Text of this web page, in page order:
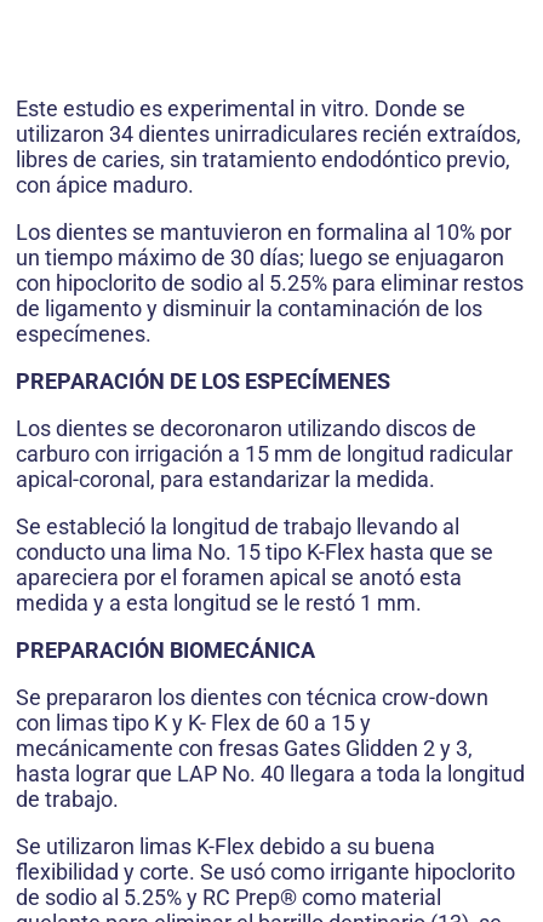
Este estudio es experimental in vitro. Donde se
utilizaron 34 dientes unirradiculares recién extraídos,
libres de caries, sin tratamiento endodóntico previo,
con ápice maduro.
Los dientes se mantuvieron en formalina al 10% por
un tiempo máximo de 30 días; luego se enjuagaron
con hipoclorito de sodio al 5.25% para eliminar restos
de ligamento y disminuir la contaminación de los
especímenes.
PREPARACIÓN DE LOS ESPECÍMENES
Los dientes se decoronaron utilizando discos de
carburo con irrigación a 15 mm de longitud radicular
apical-coronal, para estandarizar la medida.
Se estableció la longitud de trabajo llevando al
conducto una lima No. 15 tipo K-Flex hasta que se
apareciera por el foramen apical se anotó esta
medida y a esta longitud se le restó 1 mm.
PREPARACIÓN BIOMECÁNICA
Se prepararon los dientes con técnica crow-down
con limas tipo K y K- Flex de 60 a 15 y
mecánicamente con fresas Gates Glidden 2 y 3,
hasta lograr que LAP No. 40 llegara a toda la longitud
de trabajo.
Se utilizaron limas K-Flex debido a su buena
flexibilidad y corte. Se usó como irrigante hipoclorito
de sodio al 5.25% y RC Prep® como material